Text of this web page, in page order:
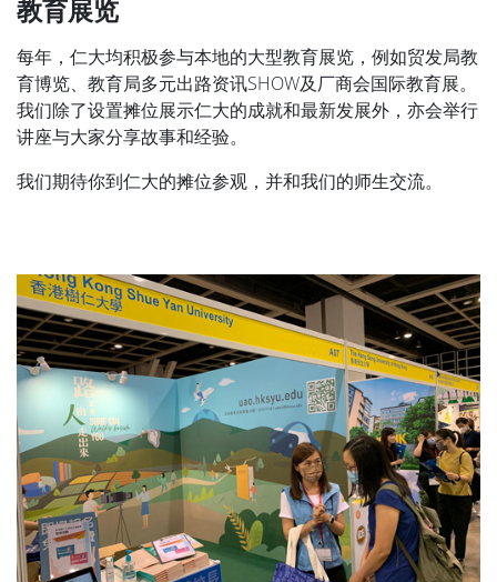
教育展览
每年，仁大均积极参与本地的大型教育展览，例如贸发局教
育博览、教育局多元出路资讯SHOW及厂商会国际教育展。
我们除了设置摊位展示仁大的成就和最新发展外，亦会举行
讲座与大家分享故事和经验。
我们期待你到仁大的摊位参观，并和我们的师生交流。